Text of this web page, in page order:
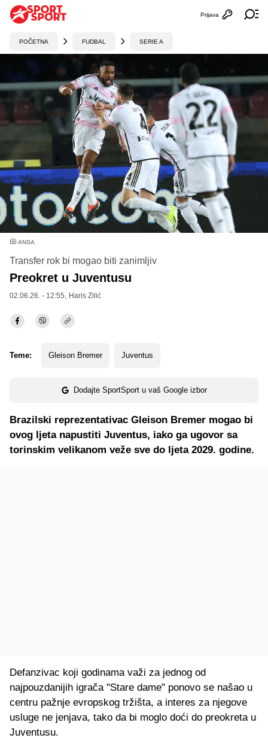
Otvori
Prijava
POČETNA FUDBAL SERIE A
ANSA
Transfer rok bi mogao biti zanimljiv
Preokret u Juventusu
02.06.26. - 12:55, Haris Zilić
Teme: Gleison Bremer Juventus
Dodajte SportSport u vaš Google izbor
Brazilski reprezentativac Gleison Bremer mogao bi
ovog ljeta napustiti Juventus, iako ga ugovor sa
torinskim velikanom veže sve do ljeta 2029. godine.
Defanzivac koji godinama važi za jednog od
najpouzdanijih igrača "Stare dame" ponovo se našao u
centru pažnje evropskog tržišta, a interes za njegove
usluge ne jenjava, tako da bi moglo doći do preokreta u
Juventusu.